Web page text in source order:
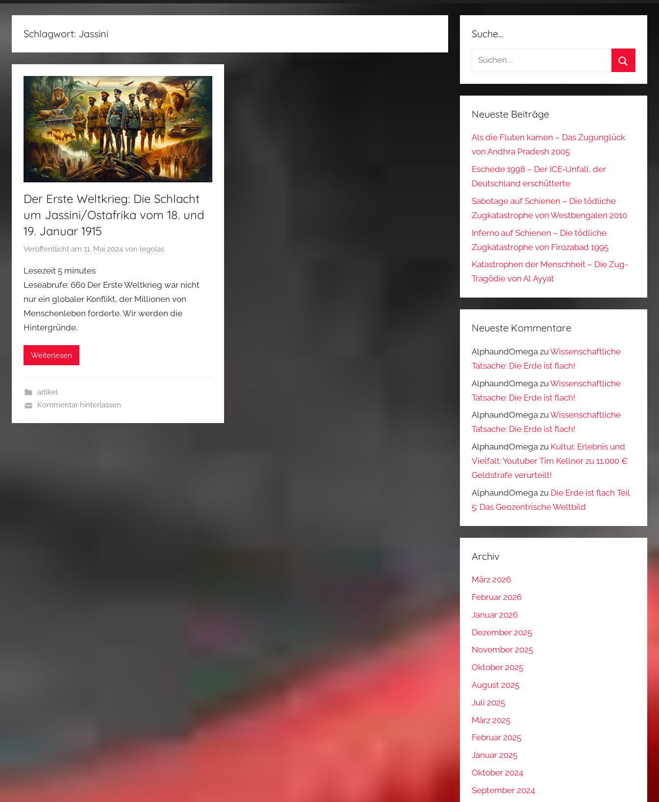
fertig…!
Schlagwort: Jassini
Der Erste Weltkrieg: Die Schlacht
um Jassini/Ostafrika vom 18. und
19. Januar 1915
Veröffentlicht am 11. Mai 2024 von legolas
Lesezeit 5 minutes
Leseabrufe: 660 Der Erste Weltkrieg war nicht
nur ein globaler Konflikt, der Millionen von
Menschenleben forderte. Wir werden die
Hintergründe,
Weiterlesen
artikel
Kommentar hinterlassen
Suche…
Suchen
Neueste Beiträge
Als die Fluten kamen – Das Zugunglück
von Andhra Pradesh 2005
Eschede 1998 – Der ICE‑Unfall, der
Deutschland erschütterte
Sabotage auf Schienen – Die tödliche
Zugkatastrophe von Westbengalen 2010
Inferno auf Schienen – Die tödliche
Zugkatastrophe von Firozabad 1995
Katastrophen der Menschheit – Die Zug-
Tragödie von Al Ayyat
Neueste Kommentare
AlphaundOmega zuWissenschaftliche
Tatsache: Die Erde ist flach!
AlphaundOmega zuWissenschaftliche
Tatsache: Die Erde ist flach!
AlphaundOmega zuWissenschaftliche
Tatsache: Die Erde ist flach!
AlphaundOmega zu Kultur, Erlebnis und
Vielfalt: Youtuber Tim Kellner zu 11.000 €
Geldstrafe verurteilt!
AlphaundOmega zu Die Erde ist flach Teil
5: Das Geozentrische Weltbild
Archiv
März 2026
Februar 2026
Januar 2026
Dezember 2025
November 2025
Oktober 2025
August 2025
Juli 2025
März 2025
Februar 2025
Januar 2025
Oktober 2024
September 2024